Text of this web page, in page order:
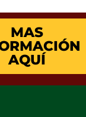
MAS
AQUÍ